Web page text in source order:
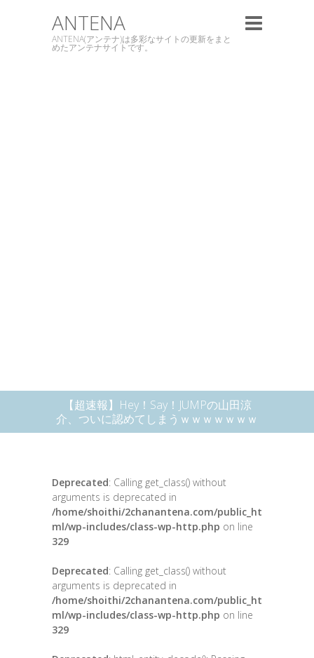
ANTENA
ANTENA(アンテナ)は多彩なサイトの更新をまと
めたアンテナサイトです。
【超速報】Hey！Say！JUMPの山田涼
介、ついに認めてしまうｗｗｗｗｗｗｗ
Deprecated: Calling get_class() without
arguments is deprecated in
/home/shoithi/2chanantena.com/public_ht
ml/wp-includes/class-wp-http.php on line
329
Deprecated: Calling get_class() without
arguments is deprecated in
/home/shoithi/2chanantena.com/public_ht
ml/wp-includes/class-wp-http.php on line
329